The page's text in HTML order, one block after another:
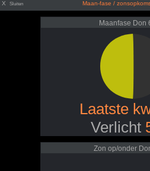
X Sluiten Maan-fase /
Maanfase Don
Laatste
Verlicht
Zon op/onder